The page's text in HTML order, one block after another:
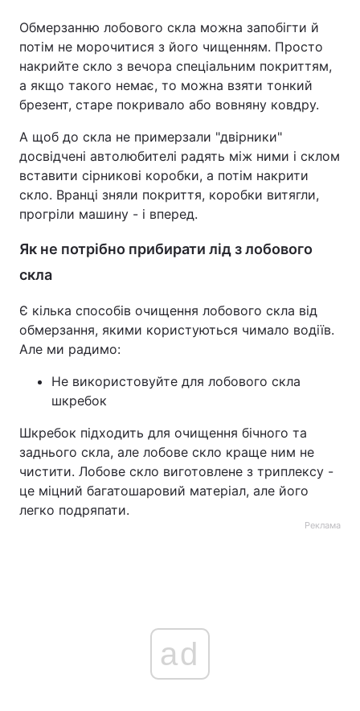
Обмерзанню лобового скла можна запобігти й
потім не морочитися з його чищенням. Просто
накрийте скло з вечора спеціальним покриттям,
а якщо такого немає, то можна взяти тонкий
брезент, старе покривало або вовняну ковдру.
А щоб до скла не примерзали "двірники"
досвідчені автолюбителі радять між ними і склом
вставити сірникові коробки, а потім накрити
скло. Вранці зняли покриття, коробки витягли,
прогріли машину - і вперед.
Як не потрібно прибирати лід з лобового
скла
Є кілька способів очищення лобового скла від
обмерзання, якими користуються чимало водіїв.
Але ми радимо:
Не використовуйте для лобового скла
шкребок
Шкребок підходить для очищення бічного та
заднього скла, але лобове скло краще ним не
чистити. Лобове скло виготовлене з триплексу -
це міцний багатошаровий матеріал, але його
легко подряпати.
Реклама
ad